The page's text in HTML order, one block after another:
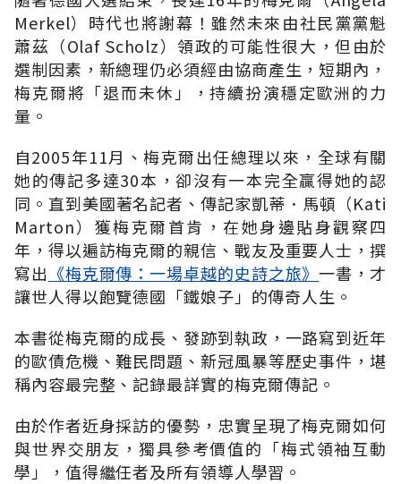
Merkel）時代也將謝幕！雖然未來由社民黨黨魁
蕭茲（Olaf Scholz）領政的可能性很大，但由於
選制因素，新總理仍必須經由協商產生，短期內，
梅克爾將「退而未休」，持續扮演穩定歐洲的力
量。
自2005年11月、梅克爾出任總理以來，全球有關
她的傳記多達30本，卻沒有一本完全贏得她的認
同。直到美國著名記者、傳記家凱蒂．馬頓（Kati
Marton）獲梅克爾首肯，在她身邊貼身觀察四
年，得以遍訪梅克爾的親信、戰友及重要人士，撰
寫出 《梅克爾傳：一場卓越的史詩之旅》一書，才
讓世人得以飽覽德國「鐵娘子」的傳奇人生。
本書從梅克爾的成長、發跡到執政，一路寫到近年
的歐債危機、難民問題、新冠風暴等歷史事件，堪
稱內容最完整、記錄最詳實的梅克爾傳記。
由於作者近身採訪的優勢，忠實呈現了梅克爾如何
與世界交朋友，獨具參考價值的「梅式領袖互動
學」，值得繼任者及所有領導人學習。